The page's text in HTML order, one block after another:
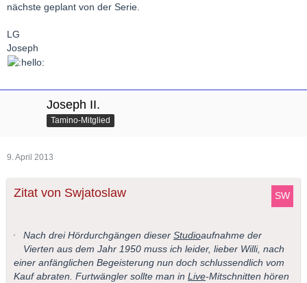
nächste geplant von der Serie.
LG
Joseph
Joseph II.
Tamino-Mitglied
9. April 2013
Zitat von Swjatoslaw
Nach drei Hördurchgängen dieser Studioaufnahme der
Vierten aus dem Jahr 1950 muss ich leider, lieber Willi, nach
einer anfänglichen Begeisterung nun doch schlussendlich vom
Kauf abraten. Furtwängler sollte man in Live-Mitschnitten hören